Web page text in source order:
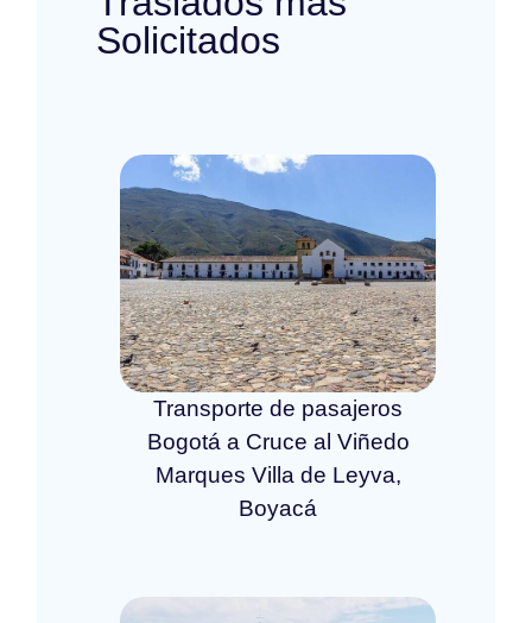
Solicitados
Transporte de pasajeros
Bogotá a Cruce al Viñedo
Marques Villa de Leyva,
Boyacá